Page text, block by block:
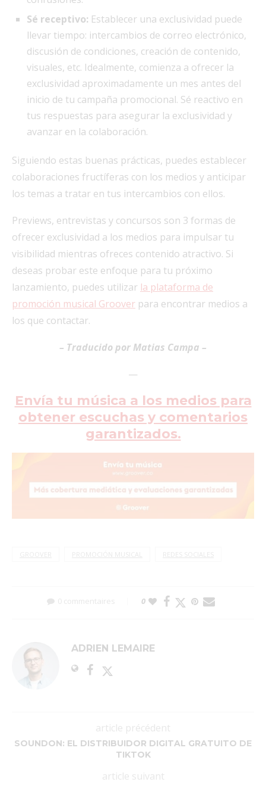
Sé receptivo: Establecer una exclusividad puede
llevar tiempo: intercambios de correo electrónico,
discusión de condiciones, creación de contenido,
visuales, etc. Idealmente, comienza a ofrecer la
exclusividad aproximadamente un mes antes del
inicio de tu campaña promocional. Sé reactivo en
tus respuestas para asegurar la exclusividad y
avanzar en la colaboración.
Siguiendo estas buenas prácticas, puedes establecer
colaboraciones fructíferas con los medios y anticipar
los temas a tratar en tus intercambios con ellos.
Previews, entrevistas y concursos son 3 formas de
ofrecer exclusividad a los medios para impulsar tu
visibilidad mientras ofreces contenido atractivo. Si
deseas probar este enfoque para tu próximo
lanzamiento, puedes utilizar la plataforma de
promoción musical Groover para encontrar medios a
los que contactar.
– Traducido por Matias Campa –
—
Envía tu música a los medios para
obtener escuchas y comentarios
garantizados.
PROMOCIÓN MUSICAL REDES SOCIALES
0 commentaires 0
ADRIEN LEMAIRE
article précédent
SOUNDON: EL DISTRIBUIDOR DIGITAL GRATUITO DE
TIKTOK
article suivant